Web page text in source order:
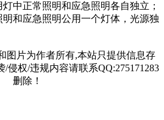
中正常照明和应急照明各自独立；
和应急照明公用一个灯体，光源独
图片为作者所有,本站只提供信息存
侵权/违规内容请联系QQ:275171283
删除！